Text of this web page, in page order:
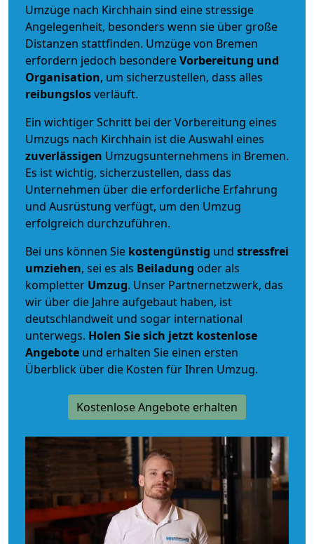
Umzüge nach Kirchhain sind eine stressige
Angelegenheit, besonders wenn sie über große
Distanzen stattfinden. Umzüge von Bremen
erfordern jedoch besondereVorbereitung und
Organisation, um sicherzustellen, dass alles
reibungslosverläuft.
Ein wichtiger Schritt bei der Vorbereitung eines
Umzugs nach Kirchhain ist die Auswahl eines
zuverlässigen Umzugsunternehmens in Bremen.
Es ist wichtig, sicherzustellen, dass das
Unternehmen über die erforderliche Erfahrung
und Ausrüstung verfügt, um den Umzug
erfolgreich durchzuführen.
Bei uns können Sie kostengünstig und stressfrei
umziehen, sei es als Beiladung oder als
kompletter Umzug. Unser Partnernetzwerk, das
wir über die Jahre aufgebaut haben, ist
deutschlandweit und sogar international
unterwegs. Holen Sie sich jetzt kostenlose
Angebote und erhalten Sie einen ersten
Überblick über die Kosten für Ihren Umzug.
Kostenlose Angebote erhalten